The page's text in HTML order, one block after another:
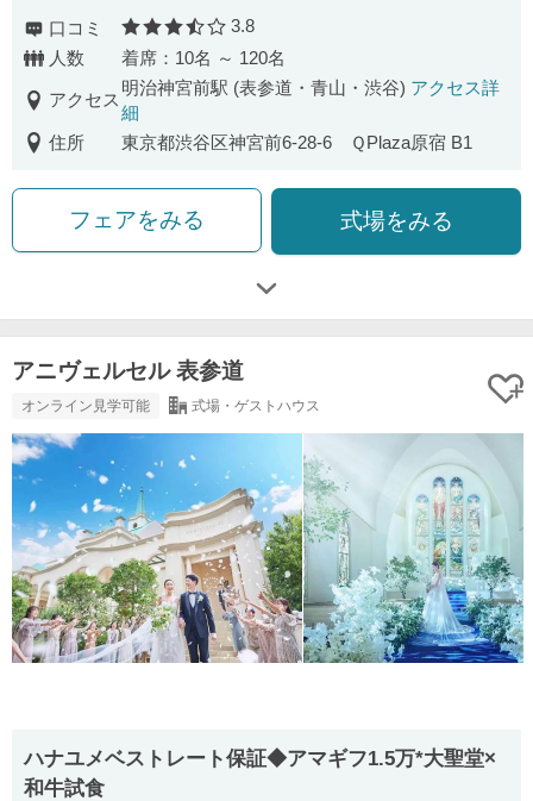
口コミ 口コミ評価
3.8
人数
着席：10名 ～ 120名
アクセス
明治神宮前駅 (表参道・青山・渋谷) アクセス詳
細
住所
東京都渋谷区神宮前6-28-6 ＱPlaza原宿 B1
フェアをみる 式場をみる
アニヴェルセル 表参道
オンライン見学可能 式場・ゲストハウス
ハナユメベストレート保証◆アマギフ1.5万*大聖堂×
和牛試食